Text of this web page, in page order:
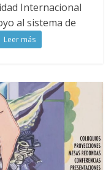
Internacional
al sistema de
Leer más